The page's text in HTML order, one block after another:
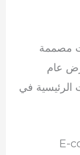
مصممة
عام
الرئيسية في
E-